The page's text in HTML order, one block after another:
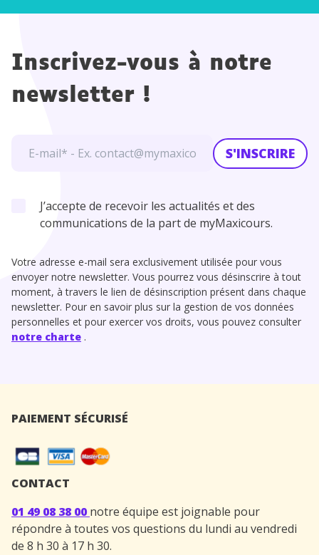
Inscrivez-vous à notre
newsletter !
S'INSCRIRE
J’accepte de recevoir les actualités et des
communications de la part de myMaxicours.
Votre adresse e-mail sera exclusivement utilisée pour vous
envoyer notre newsletter. Vous pourrez vous désinscrire à tout
moment, à travers le lien de désinscription présent dans chaque
newsletter. Pour en savoir plus sur la gestion de vos données
personnelles et pour exercer vos droits, vous pouvez consulter
notre charte .
PAIEMENT SÉCURISÉ
CONTACT
01 49 08 38 00 notre équipe est joignable pour
répondre à toutes vos questions du lundi au vendredi
de 8 h 30 à 17 h 30.